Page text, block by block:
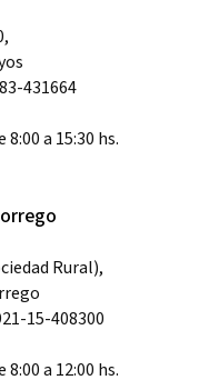
431664
a 15:30 hs.
Rural),
15-408300
a 12:00 hs.